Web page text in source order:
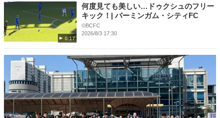
0:17
何度見ても美しい…ドゥクシュのフリー
キック！| バーミンガム・シティFC
©BCFC
2026/8/3 17:30